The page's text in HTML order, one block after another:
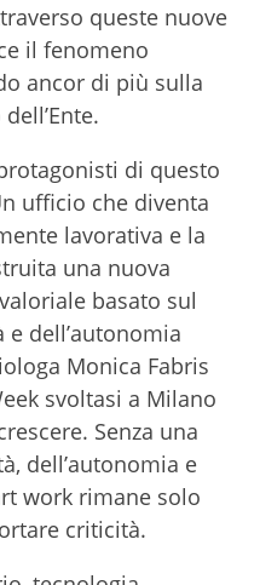
queste nuove
il fenomeno
ancor di più sulla
di questo
ufficio che diventa
lavorativa e la
una nuova
basato sul
dell’autonomia
Monica Fabris
svoltasi a Milano
Senza una
dell’autonomia e
work rimane solo
criticità.